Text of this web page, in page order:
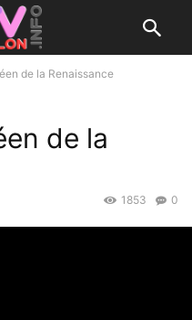
de la Renaissance
de la
0
1853